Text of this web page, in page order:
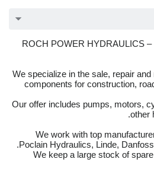
ROCH POWER HYDRAULICS
We specialize in the sale, repair
components for construction,
Our offer includes pumps, motors,
other
We work with top
Poclain Hydraulics, Linde,
We keep a large stock of